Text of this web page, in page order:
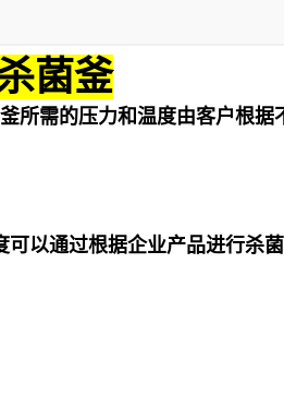
菌釜
所需的压力和温度由客户根
以通过根据企业产品进行杀